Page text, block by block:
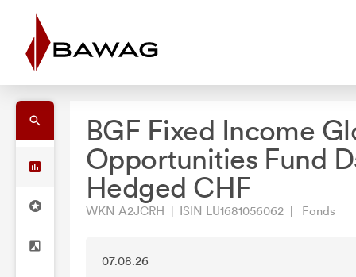
BGF Fixed Income
Opportunities Fund
Hedged CHF
WKN A2JCRH | ISIN LU1681056062 | Fonds
07.08.26